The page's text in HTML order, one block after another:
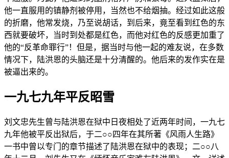
他一直服用的镇静剂被停用，当然也不给烟抽。经过如此这般
的折磨，他常发烧，乃至说胡话，到后来，竟至看到红色的东
西就要破坏，当时到处都是红色，而他对红色的反感更加重了
他的“反革命罪行”！但是，据当时与他一起的难友说，在多数
情况下，陆洪恩的头脑还是十分清醒的。他后来的发作实在是
被逼出来的。
一九七九年平反昭雪
刘文忠先生曾与陆洪恩在狱中日夜相处了近两年时间，一九七
九年他被平反出狱后，于二○○四年在其所著《风雨人生路》
一书中曾以专门的章节描述了陆洪恩在狱中的表现；二○○八